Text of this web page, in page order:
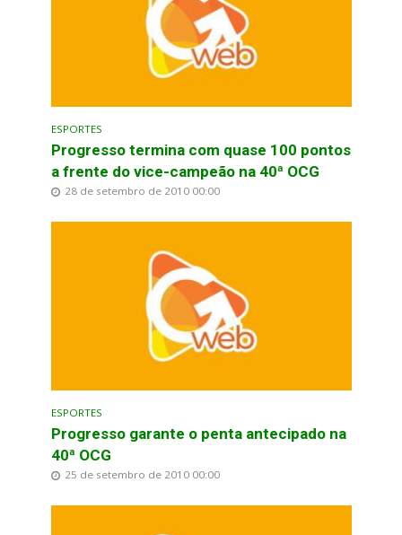
ESPORTES
Progresso termina com quase 100 pontos
a frente do vice-campeão na 40ª OCG
28 de setembro de 2010 00:00
ESPORTES
Progresso garante o penta antecipado na
40ª OCG
25 de setembro de 2010 00:00